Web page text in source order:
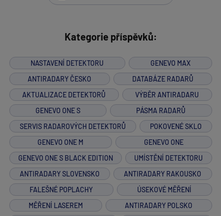
Kategorie příspěvků:
NASTAVENÍ DETEKTORU
GENEVO MAX
ANTIRADARY ČESKO
DATABÁZE RADARŮ
AKTUALIZACE DETEKTORŮ
VÝBĚR ANTIRADARU
GENEVO ONE S
PÁSMA RADARŮ
SERVIS RADAROVÝCH DETEKTORŮ
POKOVENÉ SKLO
GENEVO ONE M
GENEVO ONE
GENEVO ONE S BLACK EDITION
UMÍSTĚNÍ DETEKTORU
ANTIRADARY SLOVENSKO
ANTIRADARY RAKOUSKO
FALEŠNÉ POPLACHY
ÚSEKOVÉ MĚŘENÍ
MĚŘENÍ LASEREM
ANTIRADARY POLSKO